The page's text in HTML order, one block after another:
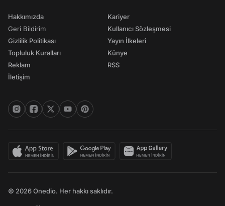
Hakkımızda
Geri Bildirim
Gizlilik Politikası
Topluluk Kuralları
Reklam
İletişim
Kariyer
Kullanıcı Sözleşmesi
Yayın İlkeleri
Künye
RSS
© 2026 Onedio. Her hakkı saklıdır.